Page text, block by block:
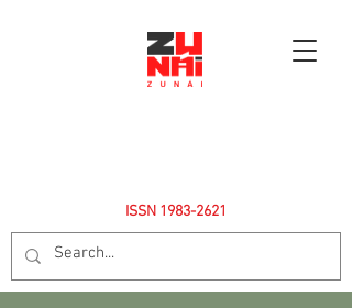
ISSN 1983-2621